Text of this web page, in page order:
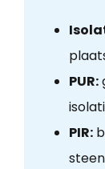
PUR:
PIR: